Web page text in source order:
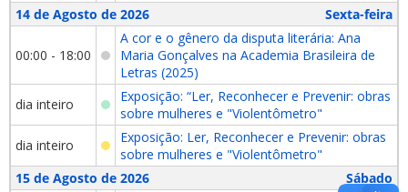
14 de Agosto de 2026
Sexta-feira
00:00 - 18:00
A cor e o gênero da disputa literária: Ana
Maria Gonçalves na Academia Brasileira de
Letras (2025)
dia inteiro
Exposição: “Ler, Reconhecer e Prevenir: obras
sobre mulheres e "Violentômetro"
dia inteiro
Exposição: Ler, Reconhecer e Prevenir: obras
sobre mulheres e "Violentômetro"
15 de Agosto de 2026
Sábado